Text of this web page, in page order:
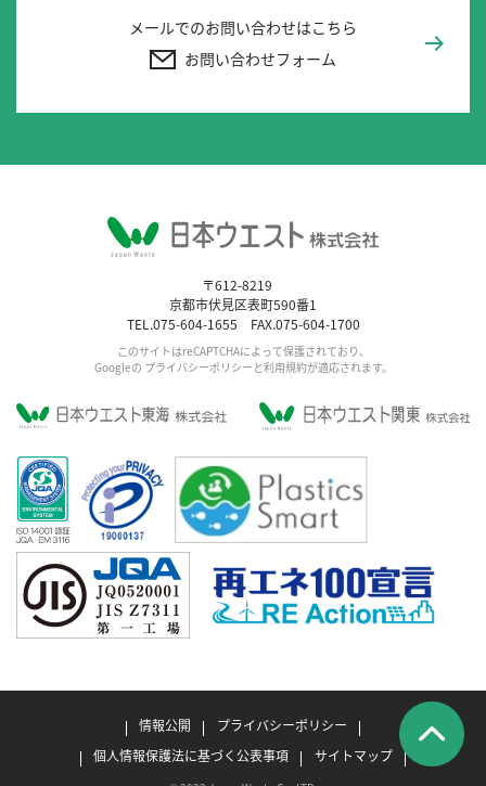
メールでのお問い合わせはこちら
お問い合わせフォーム
〒612-8219
京都市伏見区表町590番1
TEL.075-604-1655 FAX.075-604-1700
このサイトはreCAPTCHAによって保護されており、
Googleの プライバシーポリシー と利用規約が適応されます。
情報公開
プライバシーポリシー
個人情報保護法に基づく公表事項
サイトマップ